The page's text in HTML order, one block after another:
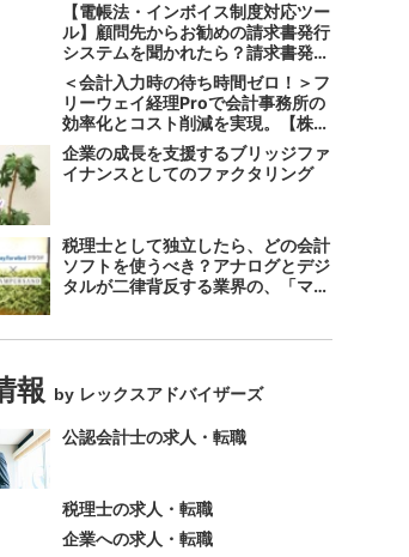
【電帳法・インボイス制度対応ツー
ル】顧問先からお勧めの請求書発行
システムを聞かれたら？請求書発行
から入金消込・仕訳+資金調達を1
つのシステムで完結する 「請求
QUICK」の魅力に迫る
＜会計入力時の待ち時間ゼロ！＞フ
リーウェイ経理Proで会計事務所の
効率化とコスト削減を実現。【株式
会社フリーウェイジャパン×辻・本
郷税理士法人（経理宅配便事業
部）】
企業の成長を支援するブリッジファ
イナンスとしてのファクタリング
税理士として独立したら、どの会計
ソフトを使うべき？アナログとデジ
タルが二律背反する業界の、「マネ
報 by レックスアドバイザーズ
公認会計士の求人・転職
税理士の求人・転職
企業への求人・転職